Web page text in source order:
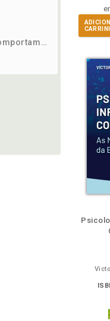
Terapia Cognitivo-Comportamental